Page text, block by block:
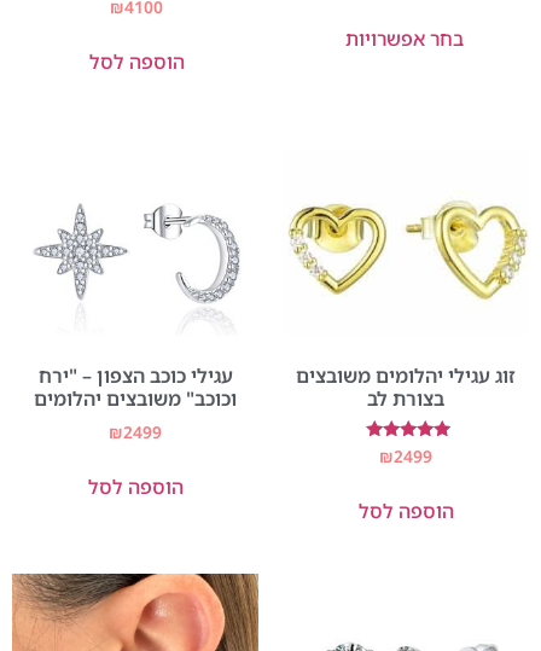
בחר אפשרויות
5.00
₪4100
הוספה לסל
זוג עגילי יהלומים משובצים
בצורת לב
דורג
5.00
₪2499
הוספה לסל
עגילי כוכב הצפון – "ירח
וכוכב" משובצים יהלומים
₪2499
הוספה לסל